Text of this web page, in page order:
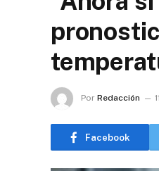
Por Redacción
Facebook